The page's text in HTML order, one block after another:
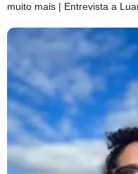
muito mais | Entrevista a